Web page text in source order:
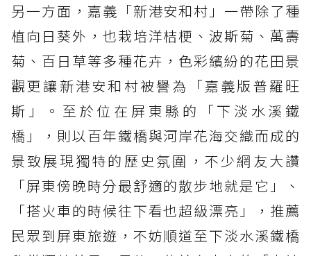
另一方面，嘉義「新港安和村」一帶除了種
植向日葵外，也栽培洋桔梗、波斯菊、萬壽
菊、百日草等多種花卉，色彩繽紛的花田景
觀更讓新港安和村被譽為「嘉義版普羅旺
斯」。至於位在屏東縣的「下淡水溪鐵
橋」，則以百年鐵橋與河岸花海交織而成的
景致展現獨特的歷史氛圍，不少網友大讚
「屏東傍晚時分最舒適的散步地就是它」、
「搭火車的時候往下看也超級漂亮」，推薦
民眾到屏東旅遊，不妨順道至下淡水溪鐵橋